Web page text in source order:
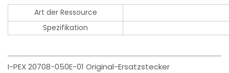
Art der Ressource
Spezifikation
I-PEX 20708-050E-01 Original-Ersatzstecker